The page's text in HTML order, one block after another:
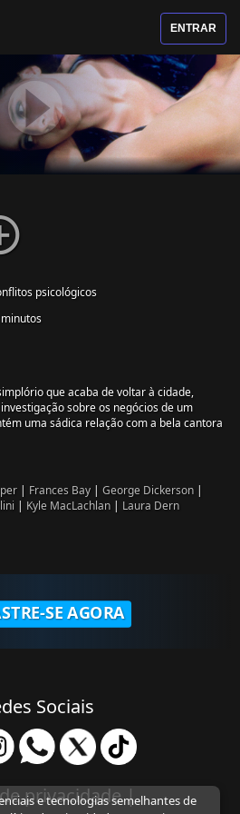
e tecnologias semelhantes de
ENTRAR
psicológicos
que acaba de voltar à cidade,
sobre os negócios de um
uma sádica relação com a bela cantora
| Frances Bay | George Dickerson |
| Kyle MacLachlan | Laura Dern
SE AGORA
Sociais
privacidade|